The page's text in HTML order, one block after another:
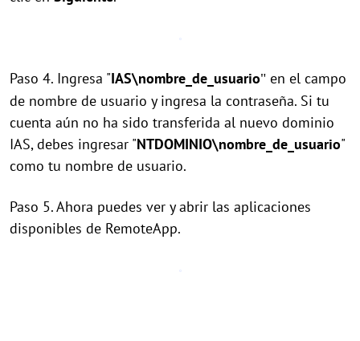
Paso 4. Ingresa "IAS\nombre_de_usuario" en el campo
de nombre de usuario y ingresa la contraseña. Si tu
cuenta aún no ha sido transferida al nuevo dominio
IAS, debes ingresar "NTDOMINIO\nombre_de_usuario"
como tu nombre de usuario.
Paso 5. Ahora puedes ver y abrir las aplicaciones
disponibles de RemoteApp.